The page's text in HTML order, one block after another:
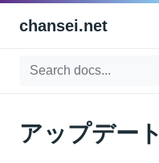
chansei.net
アップデート